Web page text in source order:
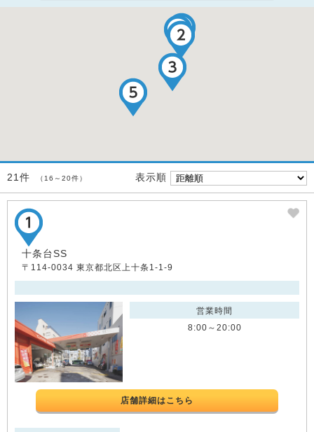
21件 （16～20件） 表示順
十条台SS
〒114-0034 東京都北区上十条1-1-9
営業時間
8:00～20:00
店舗詳細はこちら